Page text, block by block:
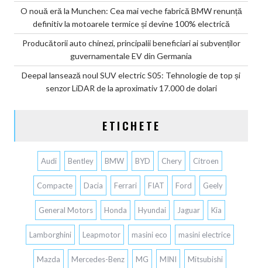
O nouă eră la Munchen: Cea mai veche fabrică BMW renunță
definitiv la motoarele termice și devine 100% electrică
Producătorii auto chinezi, principalii beneficiari ai subvenților
guvernamentale EV din Germania
Deepal lansează noul SUV electric S05: Tehnologie de top și
senzor LiDAR de la aproximativ 17.000 de dolari
ETICHETE
Audi Bentley BMW BYD Chery Citroen
Compacte Dacia Ferrari FIAT Ford Geely
General Motors Honda Hyundai Jaguar Kia
Lamborghini Leapmotor masini eco masini electrice
Mazda Mercedes-Benz MG MINI Mitsubishi